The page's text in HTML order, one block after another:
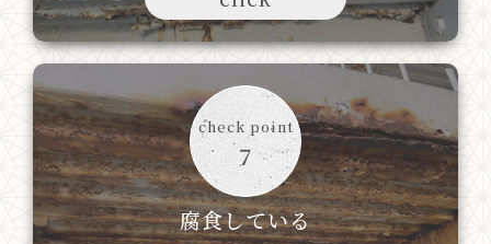
check point
7
腐食している